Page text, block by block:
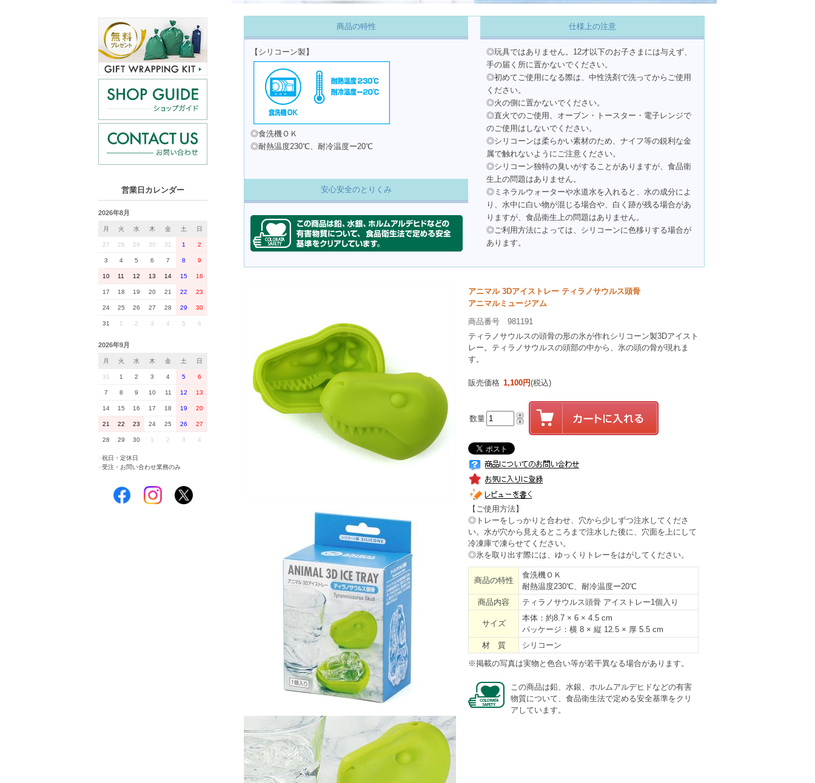
営業日カレンダー
2026年8月
月 火 水 木 金 土 日
27 28 29 30 31 1 2
3 4 5 6 7 8 9
10 11 12 13 14 15 16
17 18 19 20 21 22 23
24 25 26 27 28 29 30
31 1 2 3 4 5 6
2026年9月
月 火 水 木 金 土 日
31 1 2 3 4 5 6
7 8 9 10 11 12 13
14 15 16 17 18 19 20
21 22 23 24 25 26 27
28 29 30 1 2 3 4
祝日・定休日
■受注・お問い合わせ業務のみ
商品の特性 仕様上の注意
【シリコーン製】
◎食洗機ＯＫ
◎耐熱温度230℃、耐冷温度ー20℃
◎玩具ではありません。12才以下のお子さまには与えず、
手の届く所に置かないでください。
◎初めてご使用になる際は、中性洗剤で洗ってからご使用
ください。
◎火の側に置かないでください。
◎直火でのご使用、オーブン・トースター・電子レンジで
のご使用はしないでください。
◎シリコーンは柔らかい素材のため、ナイフ等の鋭利な金
属で触れないようにご注意ください。
◎シリコーン独特の臭いがすることがありますが、食品衛
生上の問題はありません。
◎ミネラルウォーターや水道水を入れると、水の成分によ
り、水中に白い物が混じる場合や、白く跡が残る場合があ
りますが、食品衛生上の問題はありません。
◎ご利用方法によっては、シリコーンに色移りする場合が
あります。
安心安全のとりくみ
アニマル 3Dアイストレー ティラノサウルス頭骨
アニマルミュージアム
商品番号 981191
ティラノサウルスの頭骨の形の氷が作れシリコーン製3Dアイスト
レー。ティラノサウルスの頭部の中から、氷の頭の骨が現れま
す。
販売価格 1,100円(税込)
数量
【ご使用方法】
◎トレーをしっかりと合わせ、穴から少しずつ注水してくださ
い。水が穴から見えるところまで注水した後に、穴面を上にして
冷凍庫で凍らせてください。
◎氷を取り出す際には、ゆっくりトレーをはがしてください。
商品の特性
食洗機ＯＫ
耐熱温度230℃、耐冷温度ー20℃
商品内容
ティラノサウルス頭骨 アイストレー1個入り
サイズ
本体：約8.7 × 6 × 4.5 cm
パッケージ：横 8 × 縦 12.5 × 厚 5.5 cm
材 質
シリコーン
※掲載の写真は実物と色合い等が若干異なる場合があります。
この商品は鉛、水銀、ホルムアルデヒドなどの有害
物質について、食品衛生法で定める安全基準をクリ
アしています。